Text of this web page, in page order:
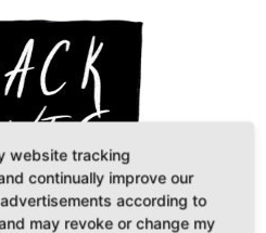
website tracking
continually improve our
according to
may revoke or change my